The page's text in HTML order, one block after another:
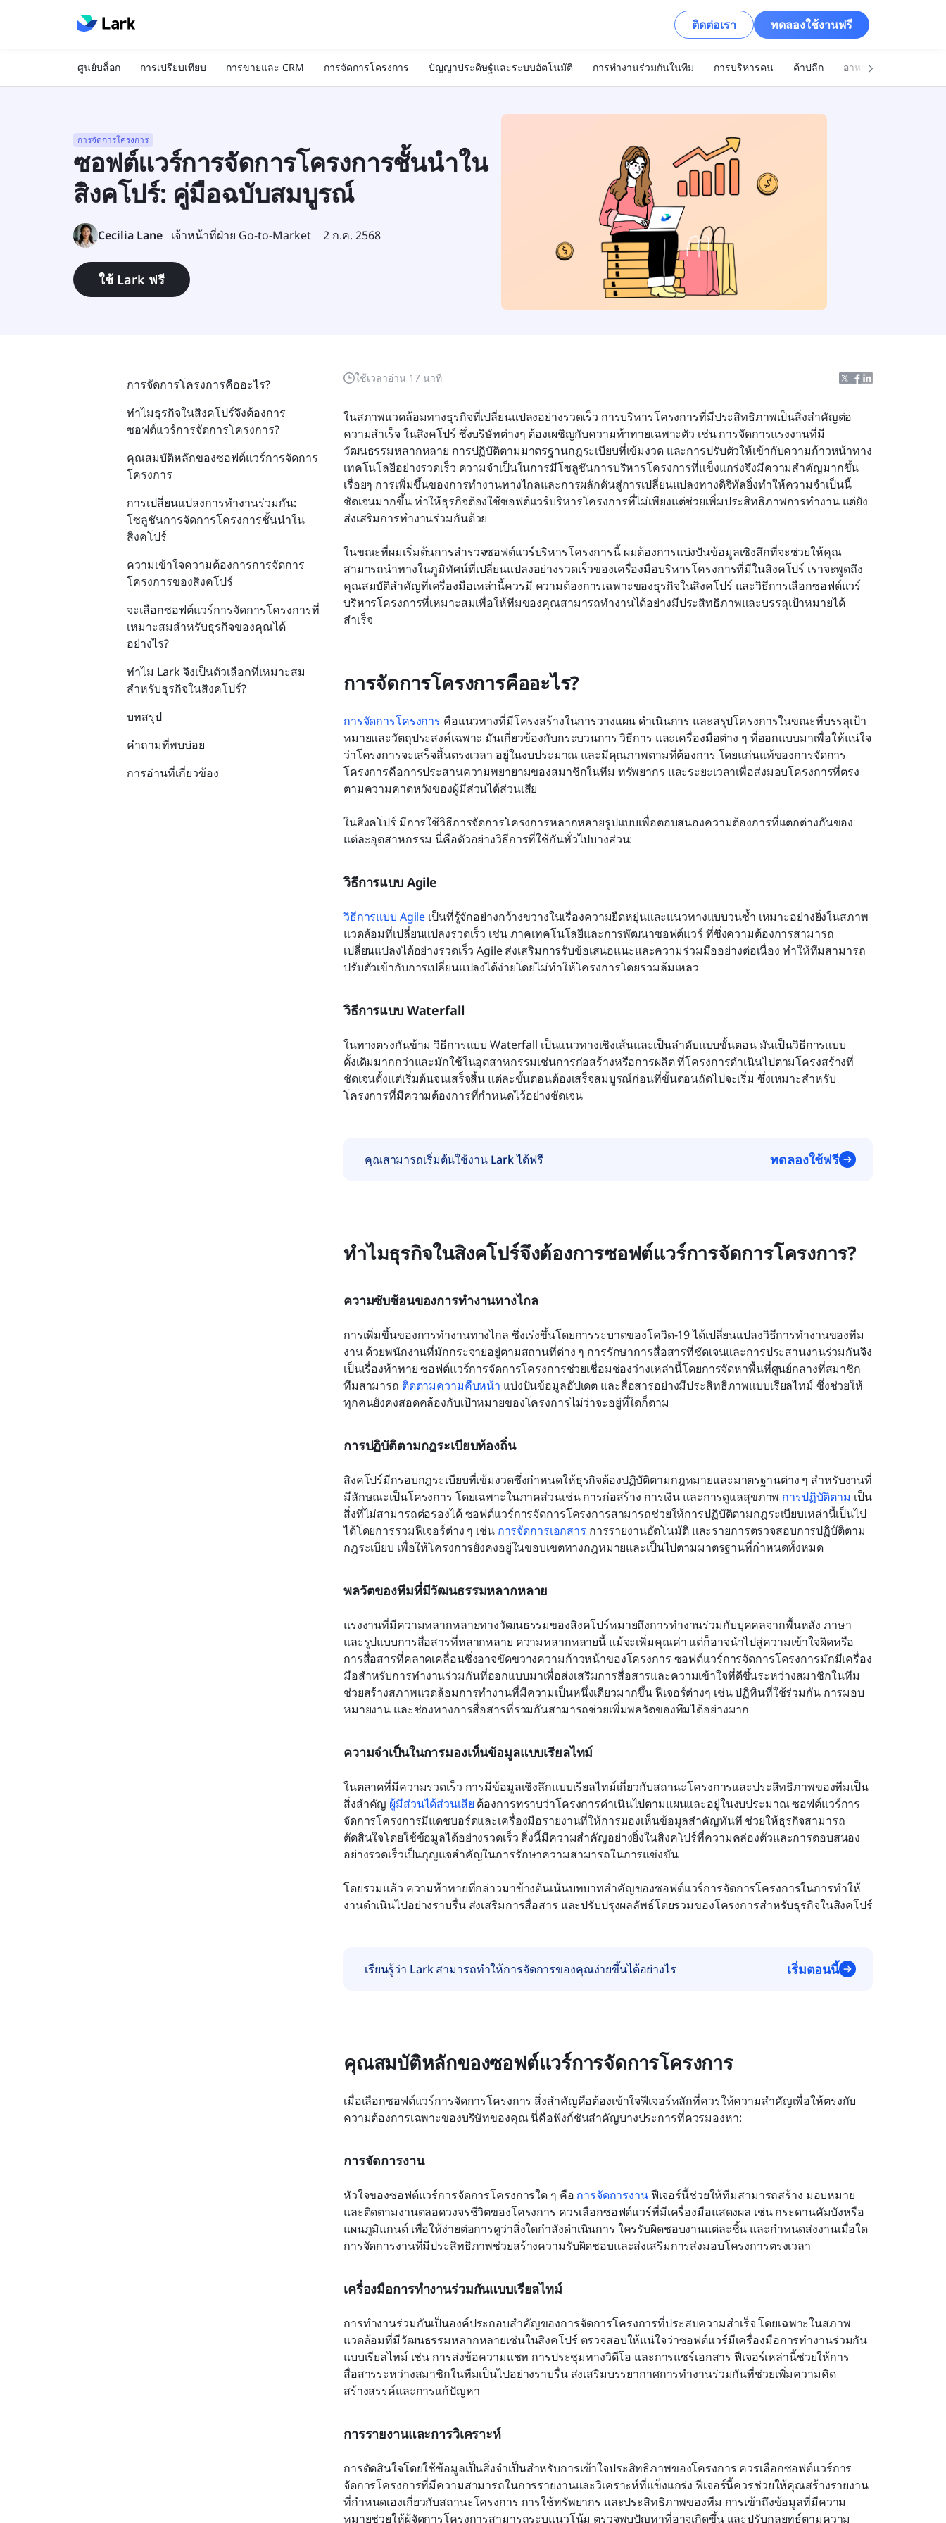
ติดต่อเรา ทดลองใช้งานฟรี
ศูนย์บล็อก การเปรียบเทียบ การขายและ CRM การจัดการโครงการ ปัญญาประดิษฐ์และระบบอัตโนมัติ การทำงานร่วมกันในทีม การบริหารคน ค้าปลีก อาหารและเครื่องดื่ม
การจัดการโครงการ
ซอฟต์แวร์การจัดการโครงการชั้นนำใน
สิงคโปร์: คู่มือฉบับสมบูรณ์
Cecilia Lane เจ้าหน้าที่ฝ่าย Go-to-Market 2 ก.ค. 2568
ใช้ Lark ฟรี
ใช้เวลาอ่าน 17 นาที
ในสภาพแวดล้อมทางธุรกิจที่เปลี่ยนแปลงอย่างรวดเร็ว การบริหารโครงการที่มีประสิทธิภาพเป็นสิ่งสำคัญต่อ
ความสำเร็จ ในสิงคโปร์ ซึ่งบริษัทต่างๆ ต้องเผชิญกับความท้าทายเฉพาะตัว เช่น การจัดการแรงงานที่มี
วัฒนธรรมหลากหลาย การปฏิบัติตามมาตรฐานกฎระเบียบที่เข้มงวด และการปรับตัวให้เข้ากับความก้าวหน้าทาง
เทคโนโลยีอย่างรวดเร็ว ความจำเป็นในการมีโซลูชันการบริหารโครงการที่แข็งแกร่งจึงมีความสำคัญมากขึ้น
เรื่อยๆ การเพิ่มขึ้นของการทำงานทางไกลและการผลักดันสู่การเปลี่ยนแปลงทางดิจิทัลยิ่งทำให้ความจำเป็นนี้
ชัดเจนมากขึ้น ทำให้ธุรกิจต้องใช้ซอฟต์แวร์บริหารโครงการที่ไม่เพียงแต่ช่วยเพิ่มประสิทธิภาพการทำงาน แต่ยัง
ส่งเสริมการทำงานร่วมกันด้วย
ในขณะที่ผมเริ่มต้นการสำรวจซอฟต์แวร์บริหารโครงการนี้ ผมต้องการแบ่งปันข้อมูลเชิงลึกที่จะช่วยให้คุณ
สามารถนำทางในภูมิทัศน์ที่เปลี่ยนแปลงอย่างรวดเร็วของเครื่องมือบริหารโครงการที่มีในสิงคโปร์ เราจะพูดถึง
คุณสมบัติสำคัญที่เครื่องมือเหล่านี้ควรมี ความต้องการเฉพาะของธุรกิจในสิงคโปร์ และวิธีการเลือกซอฟต์แวร์
บริหารโครงการที่เหมาะสมเพื่อให้ทีมของคุณสามารถทำงานได้อย่างมีประสิทธิภาพและบรรลุเป้าหมายได้
สำเร็จ
การจัดการโครงการคืออะไร?
การจัดการโครงการ คือแนวทางที่มีโครงสร้างในการวางแผน ดำเนินการ และสรุปโครงการในขณะที่บรรลุเป้า
หมายและวัตถุประสงค์เฉพาะ มันเกี่ยวข้องกับกระบวนการ วิธีการ และเครื่องมือต่าง ๆ ที่ออกแบบมาเพื่อให้แน่ใจ
ว่าโครงการจะเสร็จสิ้นตรงเวลา อยู่ในงบประมาณ และมีคุณภาพตามที่ต้องการ โดยแก่นแท้ของการจัดการ
โครงการคือการประสานความพยายามของสมาชิกในทีม ทรัพยากร และระยะเวลาเพื่อส่งมอบโครงการที่ตรง
ตามความคาดหวังของผู้มีส่วนได้ส่วนเสีย
ในสิงคโปร์ มีการใช้วิธีการจัดการโครงการหลากหลายรูปแบบเพื่อตอบสนองความต้องการที่แตกต่างกันของ
แต่ละอุตสาหกรรม นี่คือตัวอย่างวิธีการที่ใช้กันทั่วไปบางส่วน:
วิธีการแบบ Agile
วิธีการแบบ Agile เป็นที่รู้จักอย่างกว้างขวางในเรื่องความยืดหยุ่นและแนวทางแบบวนซ้ำ เหมาะอย่างยิ่งในสภาพ
แวดล้อมที่เปลี่ยนแปลงรวดเร็ว เช่น ภาคเทคโนโลยีและการพัฒนาซอฟต์แวร์ ที่ซึ่งความต้องการสามารถ
เปลี่ยนแปลงได้อย่างรวดเร็ว Agile ส่งเสริมการรับข้อเสนอแนะและความร่วมมืออย่างต่อเนื่อง ทำให้ทีมสามารถ
ปรับตัวเข้ากับการเปลี่ยนแปลงได้ง่ายโดยไม่ทำให้โครงการโดยรวมล้มเหลว
วิธีการแบบ Waterfall
ในทางตรงกันข้าม วิธีการแบบ Waterfall เป็นแนวทางเชิงเส้นและเป็นลำดับแบบขั้นตอน มันเป็นวิธีการแบบ
ดั้งเดิมมากกว่าและมักใช้ในอุตสาหกรรมเช่นการก่อสร้างหรือการผลิต ที่โครงการดำเนินไปตามโครงสร้างที่
ชัดเจนตั้งแต่เริ่มต้นจนเสร็จสิ้น แต่ละขั้นตอนต้องเสร็จสมบูรณ์ก่อนที่ขั้นตอนถัดไปจะเริ่ม ซึ่งเหมาะสำหรับ
โครงการที่มีความต้องการที่กำหนดไว้อย่างชัดเจน
คุณสามารถเริ่มต้นใช้งาน Lark ได้ฟรี ทดลองใช้ฟรี
ทำไมธุรกิจในสิงคโปร์จึงต้องการซอฟต์แวร์การจัดการโครงการ?
ความซับซ้อนของการทำงานทางไกล
การเพิ่มขึ้นของการทำงานทางไกล ซึ่งเร่งขึ้นโดยการระบาดของโควิด-19 ได้เปลี่ยนแปลงวิธีการทำงานของทีม
งาน ด้วยพนักงานที่มักกระจายอยู่ตามสถานที่ต่าง ๆ การรักษาการสื่อสารที่ชัดเจนและการประสานงานร่วมกันจึง
เป็นเรื่องท้าทาย ซอฟต์แวร์การจัดการโครงการช่วยเชื่อมช่องว่างเหล่านี้โดยการจัดหาพื้นที่ศูนย์กลางที่สมาชิก
ทีมสามารถ ติดตามความคืบหน้า แบ่งปันข้อมูลอัปเดต และสื่อสารอย่างมีประสิทธิภาพแบบเรียลไทม์ ซึ่งช่วยให้
ทุกคนยังคงสอดคล้องกับเป้าหมายของโครงการไม่ว่าจะอยู่ที่ใดก็ตาม
การปฏิบัติตามกฎระเบียบท้องถิ่น
สิงคโปร์มีกรอบกฎระเบียบที่เข้มงวดซึ่งกำหนดให้ธุรกิจต้องปฏิบัติตามกฎหมายและมาตรฐานต่าง ๆ สำหรับงานที่
มีลักษณะเป็นโครงการ โดยเฉพาะในภาคส่วนเช่น การก่อสร้าง การเงิน และการดูแลสุขภาพ การปฏิบัติตาม เป็น
สิ่งที่ไม่สามารถต่อรองได้ ซอฟต์แวร์การจัดการโครงการสามารถช่วยให้การปฏิบัติตามกฎระเบียบเหล่านี้เป็นไป
ได้โดยการรวมฟีเจอร์ต่าง ๆ เช่น การจัดการเอกสาร การรายงานอัตโนมัติ และรายการตรวจสอบการปฏิบัติตาม
กฎระเบียบ เพื่อให้โครงการยังคงอยู่ในขอบเขตทางกฎหมายและเป็นไปตามมาตรฐานที่กำหนดทั้งหมด
พลวัตของทีมที่มีวัฒนธรรมหลากหลาย
แรงงานที่มีความหลากหลายทางวัฒนธรรมของสิงคโปร์หมายถึงการทำงานร่วมกับบุคคลจากพื้นหลัง ภาษา
และรูปแบบการสื่อสารที่หลากหลาย ความหลากหลายนี้ แม้จะเพิ่มคุณค่า แต่ก็อาจนำไปสู่ความเข้าใจผิดหรือ
การสื่อสารที่คลาดเคลื่อนซึ่งอาจขัดขวางความก้าวหน้าของโครงการ ซอฟต์แวร์การจัดการโครงการมักมีเครื่อง
มือสำหรับการทำงานร่วมกันที่ออกแบบมาเพื่อส่งเสริมการสื่อสารและความเข้าใจที่ดีขึ้นระหว่างสมาชิกในทีม
ช่วยสร้างสภาพแวดล้อมการทำงานที่มีความเป็นหนึ่งเดียวมากขึ้น ฟีเจอร์ต่างๆ เช่น ปฏิทินที่ใช้ร่วมกัน การมอบ
หมายงาน และช่องทางการสื่อสารที่รวมกันสามารถช่วยเพิ่มพลวัตของทีมได้อย่างมาก
ความจำเป็นในการมองเห็นข้อมูลแบบเรียลไทม์
ในตลาดที่มีความรวดเร็ว การมีข้อมูลเชิงลึกแบบเรียลไทม์เกี่ยวกับสถานะโครงการและประสิทธิภาพของทีมเป็น
สิ่งสำคัญ ผู้มีส่วนได้ส่วนเสีย ต้องการทราบว่าโครงการดำเนินไปตามแผนและอยู่ในงบประมาณ ซอฟต์แวร์การ
จัดการโครงการมีแดชบอร์ดและเครื่องมือรายงานที่ให้การมองเห็นข้อมูลสำคัญทันที ช่วยให้ธุรกิจสามารถ
ตัดสินใจโดยใช้ข้อมูลได้อย่างรวดเร็ว สิ่งนี้มีความสำคัญอย่างยิ่งในสิงคโปร์ที่ความคล่องตัวและการตอบสนอง
อย่างรวดเร็วเป็นกุญแจสำคัญในการรักษาความสามารถในการแข่งขัน
โดยรวมแล้ว ความท้าทายที่กล่าวมาข้างต้นเน้นบทบาทสำคัญของซอฟต์แวร์การจัดการโครงการในการทำให้
งานดำเนินไปอย่างราบรื่น ส่งเสริมการสื่อสาร และปรับปรุงผลลัพธ์โดยรวมของโครงการสำหรับธุรกิจในสิงคโปร์
เรียนรู้ว่า Lark สามารถทำให้การจัดการของคุณง่ายขึ้นได้อย่างไร เริ่มตอนนี้
คุณสมบัติหลักของซอฟต์แวร์การจัดการโครงการ
เมื่อเลือกซอฟต์แวร์การจัดการโครงการ สิ่งสำคัญคือต้องเข้าใจฟีเจอร์หลักที่ควรให้ความสำคัญเพื่อให้ตรงกับ
ความต้องการเฉพาะของบริษัทของคุณ นี่คือฟังก์ชันสำคัญบางประการที่ควรมองหา:
การจัดการงาน
หัวใจของซอฟต์แวร์การจัดการโครงการใด ๆ คือ การจัดการงาน ฟีเจอร์นี้ช่วยให้ทีมสามารถสร้าง มอบหมาย
และติดตามงานตลอดวงจรชีวิตของโครงการ ควรเลือกซอฟต์แวร์ที่มีเครื่องมือแสดงผล เช่น กระดานคัมบังหรือ
แผนภูมิแกนต์ เพื่อให้ง่ายต่อการดูว่าสิ่งใดกำลังดำเนินการ ใครรับผิดชอบงานแต่ละชิ้น และกำหนดส่งงานเมื่อใด
การจัดการงานที่มีประสิทธิภาพช่วยสร้างความรับผิดชอบและส่งเสริมการส่งมอบโครงการตรงเวลา
เครื่องมือการทำงานร่วมกันแบบเรียลไทม์
การทำงานร่วมกันเป็นองค์ประกอบสำคัญของการจัดการโครงการที่ประสบความสำเร็จ โดยเฉพาะในสภาพ
แวดล้อมที่มีวัฒนธรรมหลากหลายเช่นในสิงคโปร์ ตรวจสอบให้แน่ใจว่าซอฟต์แวร์มีเครื่องมือการทำงานร่วมกัน
แบบเรียลไทม์ เช่น การส่งข้อความแชท การประชุมทางวิดีโอ และการแชร์เอกสาร ฟีเจอร์เหล่านี้ช่วยให้การ
สื่อสารระหว่างสมาชิกในทีมเป็นไปอย่างราบรื่น ส่งเสริมบรรยากาศการทำงานร่วมกันที่ช่วยเพิ่มความคิด
สร้างสรรค์และการแก้ปัญหา
การรายงานและการวิเคราะห์
การตัดสินใจโดยใช้ข้อมูลเป็นสิ่งจำเป็นสำหรับการเข้าใจประสิทธิภาพของโครงการ ควรเลือกซอฟต์แวร์การ
จัดการโครงการที่มีความสามารถในการรายงานและวิเคราะห์ที่แข็งแกร่ง ฟีเจอร์นี้ควรช่วยให้คุณสร้างรายงาน
ที่กำหนดเองเกี่ยวกับสถานะโครงการ การใช้ทรัพยากร และประสิทธิภาพของทีม การเข้าถึงข้อมูลที่มีความ
หมายช่วยให้ผู้จัดการโครงการสามารถระบุแนวโน้ม ตรวจพบปัญหาที่อาจเกิดขึ้น และปรับกลยุทธ์ตามความ
การจัดการโครงการคืออะไร?
ทำไมธุรกิจในสิงคโปร์จึงต้องการ
ซอฟต์แวร์การจัดการโครงการ?
คุณสมบัติหลักของซอฟต์แวร์การจัดการ
โครงการ
การเปลี่ยนแปลงการทำงานร่วมกัน:
โซลูชันการจัดการโครงการชั้นนำใน
สิงคโปร์
ความเข้าใจความต้องการการจัดการ
โครงการของสิงคโปร์
จะเลือกซอฟต์แวร์การจัดการโครงการที่
เหมาะสมสำหรับธุรกิจของคุณได้
อย่างไร?
ทำไม Lark จึงเป็นตัวเลือกที่เหมาะสม
สำหรับธุรกิจในสิงคโปร์?
บทสรุป
คำถามที่พบบ่อย
การอ่านที่เกี่ยวข้อง